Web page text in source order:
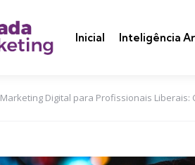
Inicial Inteligência
Marketing Digital para Profissionais